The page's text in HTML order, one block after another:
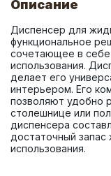
Описание
Диспенсер для
функциональное
сочетающее в себе
использования.
делает его
интерьером. Его
позволяют удобно
столешнице или
диспенсера
достаточный
использования.